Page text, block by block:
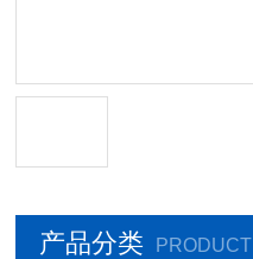
产品分类 PRODUCT